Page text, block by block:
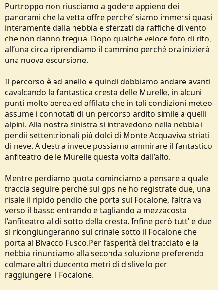
Purtroppo non riusciamo a godere appieno dei
panorami che la vetta offre perche’ siamo immersi quasi
interamente dalla nebbia e sferzati da raffiche di vento
che non danno tregua. Dopo qualche veloce foto di rito,
all’una circa riprendiamo il cammino perché ora inizierà
una nuova escursione.
Il percorso è ad anello e quindi dobbiamo andare avanti
cavalcando la fantastica cresta delle Murelle, in alcuni
punti molto aerea ed affilata che in tali condizioni meteo
assume i connotati di un percorso ardito simile a quelli
alpini. Alla nostra sinistra si intravedono nella nebbia i
pendii settentrionali più dolci di Monte Acquaviva striati
di neve. A destra invece possiamo ammirare il fantastico
anfiteatro delle Murelle questa volta dall’alto.
Mentre perdiamo quota cominciamo a pensare a quale
traccia seguire perché sul gps ne ho registrate due, una
risale il ripido pendio che porta sul Focalone, l’altra va
verso il basso entrando e tagliando a mezzacosta
l’anfiteatro al di sotto della cresta. Infine però tutt’ e due
si ricongiungeranno sul crinale sotto il Focalone che
porta al Bivacco Fusco.Per l’asperità del tracciato e la
nebbia rinunciamo alla seconda soluzione preferendo
colmare altri duecento metri di dislivello per
raggiungere il Focalone.